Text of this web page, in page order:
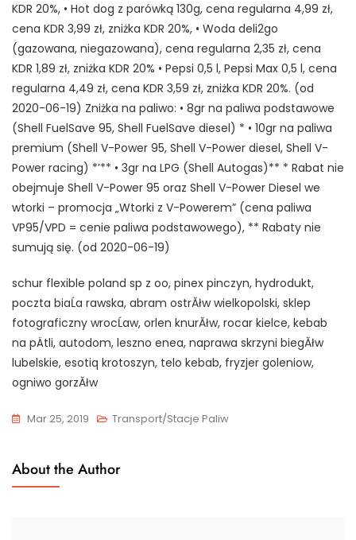
KDR 20%, • Hot dog z parówką 130g, cena regularna 4,99 zł,
cena KDR 3,99 zł, zniżka KDR 20%, • Woda deli2go
(gazowana, niegazowana), cena regularna 2,35 zł, cena
KDR 1,89 zł, zniżka KDR 20% • Pepsi 0,5 l, Pepsi Max 0,5 l, cena
regularna 4,49 zł, cena KDR 3,59 zł, zniżka KDR 20%. (od
2020-06-19) Zniżka na paliwo: • 8gr na paliwa podstawowe
(Shell FuelSave 95, Shell FuelSave diesel) * • 10gr na paliwa
premium (Shell V-Power 95, Shell V-Power diesel, Shell V-
Power racing) *’** • 3gr na LPG (Shell Autogas)** * Rabat nie
obejmuje Shell V-Power 95 oraz Shell V-Power Diesel we
wtorki – promocja „Wtorki z V-Powerem” (cena paliwa
VP95/VPD = cenie paliwa podstawowego), ** Rabaty nie
sumują się. (od 2020-06-19)
schur flexible poland sp z oo, pinex pinczyn, hydrodukt,
poczta biaĹa rawska, abram ostrĂłw wielkopolski, sklep
fotograficzny wrocĹaw, orlen knurĂłw, rocar kielce, kebab
na pÄtli, autodom, leszno enea, naprawa skrzyni biegĂłw
lubelskie, esotiq krotoszyn, telo kebab, fryzjer goleniow,
ogniwo gorzĂłw
Mar 25, 2019 Transport/Stacje Paliw
About the Author